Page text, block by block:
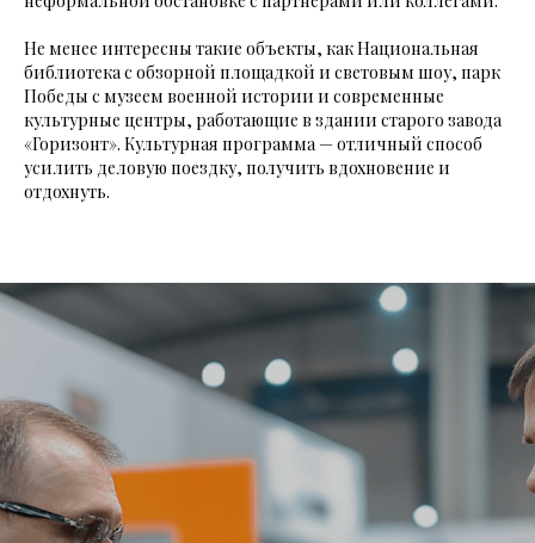
Не менее интересны такие объекты, как Национальная
библиотека с обзорной площадкой и световым шоу, парк
Победы с музеем военной истории и современные
культурные центры, работающие в здании старого завода
«Горизонт». Культурная программа — отличный способ
усилить деловую поездку, получить вдохновение и
отдохнуть.